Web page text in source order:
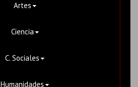
Artes
Ciencia
C. Sociales
Humanidades